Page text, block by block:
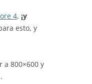
4, ¡y
esto, y
a 800×600 y